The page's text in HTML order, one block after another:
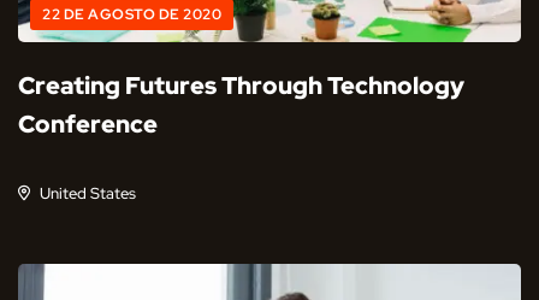
22 DE AGOSTO DE 2020
Creating Futures Through Technology
Conference
United States